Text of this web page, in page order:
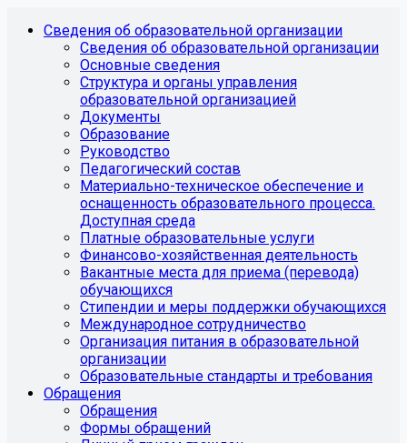
Сведения об образовательной организации
Сведения об образовательной организации
Основные сведения
Структура и органы управления
образовательной организацией
Документы
Образование
Руководство
Педагогический состав
Материально-техническое обеспечение и
оснащенность образовательного процесса.
Доступная среда
Платные образовательные услуги
Финансово-хозяйственная деятельность
Вакантные места для приема (перевода)
обучающихся
Стипендии и меры поддержки обучающихся
Международное сотрудничество
Организация питания в образовательной
организации
Образовательные стандарты и требования
Обращения
Обращения
Формы обращений